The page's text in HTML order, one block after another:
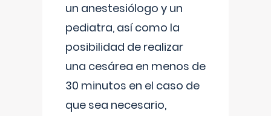
un anestesiólogo y un
pediatra, así como la
posibilidad de realizar
una cesárea en menos de
30 minutos en el caso de
que sea necesario,